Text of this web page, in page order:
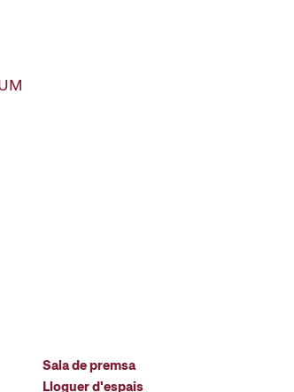
Sala de premsa
Lloguer d'espais